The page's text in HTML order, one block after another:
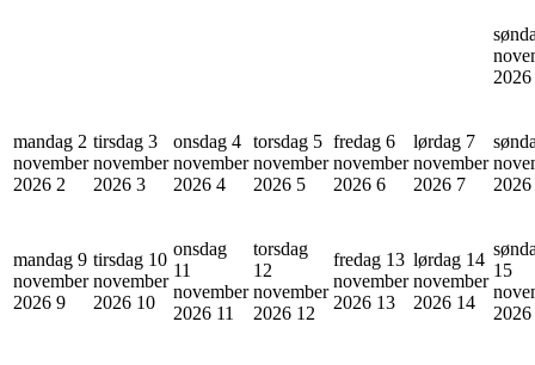
2026
mandag 2
november
2026 2
tirsdag 3
november
2026 3
onsdag 4
november
2026 4
torsdag 5
november
2026 5
fredag 6
november
2026 6
lørdag 7
november
2026 7
2026
mandag 9
november
2026 9
tirsdag 10
november
2026 10
onsdag
11
november
2026 11
torsdag
12
november
2026 12
fredag 13
november
2026 13
lørdag 14
november
2026 14
15
2026